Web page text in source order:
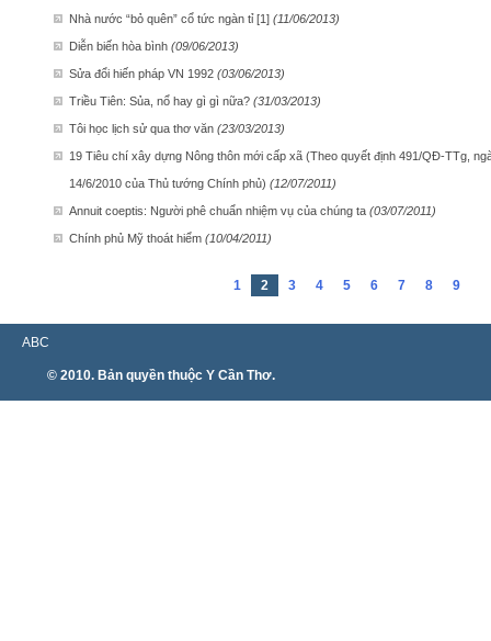
Nhà nước “bỏ quên” cổ tức ngàn tỉ [1] (11/06/2013)
Diễn biến hòa bình (09/06/2013)
Sửa đổi hiến pháp VN 1992 (03/06/2013)
Triều Tiên: Sủa, nổ hay gì gì nữa? (31/03/2013)
Tôi học lịch sử qua thơ văn (23/03/2013)
19 Tiêu chí xây dựng Nông thôn mới cấp xã (Theo quyết định 491/QĐ-TTg,
14/6/2010 của Thủ tướng Chính phủ) (12/07/2011)
Annuit coeptis: Người phê chuẩn nhiệm vụ của chúng ta (03/07/2011)
Chính phủ Mỹ thoát hiểm (10/04/2011)
1 2 3 4 5 6 7 8 9
ABC
© 2010. Bản quyền thuộc Y Cần Thơ.